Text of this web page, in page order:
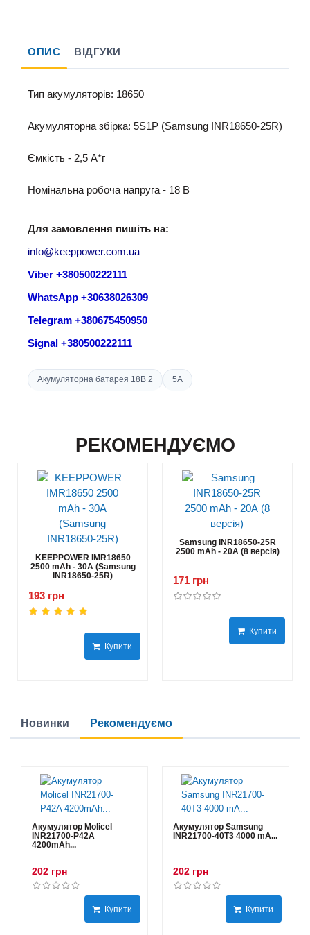
ОПИС ВІДГУКИ
Тип акумуляторів: 18650
Акумуляторна збірка: 5S1P (Samsung INR18650-25R)
Ємкість - 2,5 A*г
Номінальна робоча напруга - 18 B
Для замовлення пишіть на:
info@keeppower.com.ua
Viber +380500222111
WhatsApp +30638026309
Telegram +380675450950
Signal +380500222111
Акумуляторна батарея 18В 2 5A
РЕКОМЕНДУЄМО
KEEPPOWER IMR18650
2500 mAh - 30А (Samsung
INR18650-25R)
193 грн
Купити
Samsung INR18650-25R
2500 mAh - 20А (8 версія)
171 грн
Купити
Новинки Рекомендуємо
Акумулятор Molicel
INR21700-P42A
4200mAh...
202 грн
Купити
Акумулятор Samsung
INR21700-40T3 4000 mA...
202 грн
Купити